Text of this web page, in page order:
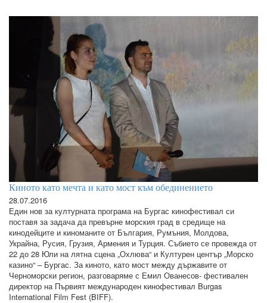
Киното като мечта и като мост към обединението
28.07.2016
Един нов за културната програма на Бургас кинофестивал си
поставя за задача да превърне морския град в средище на
кинодейците и киноманите от България, Румъния, Молдова,
Украйна, Русия, Грузия, Армения и Турция. Събието се провежда от
22 до 28 Юли на лятна сцена „Охлюва“ и Културен център „Морско
казино“ – Бургас. За киното, като мост между държавите от
Черноморски регион, разговаряме с Емил Ованесов- фестивален
директор на Първият международен кинофестивал Burgas
International Film Fest (BIFF).